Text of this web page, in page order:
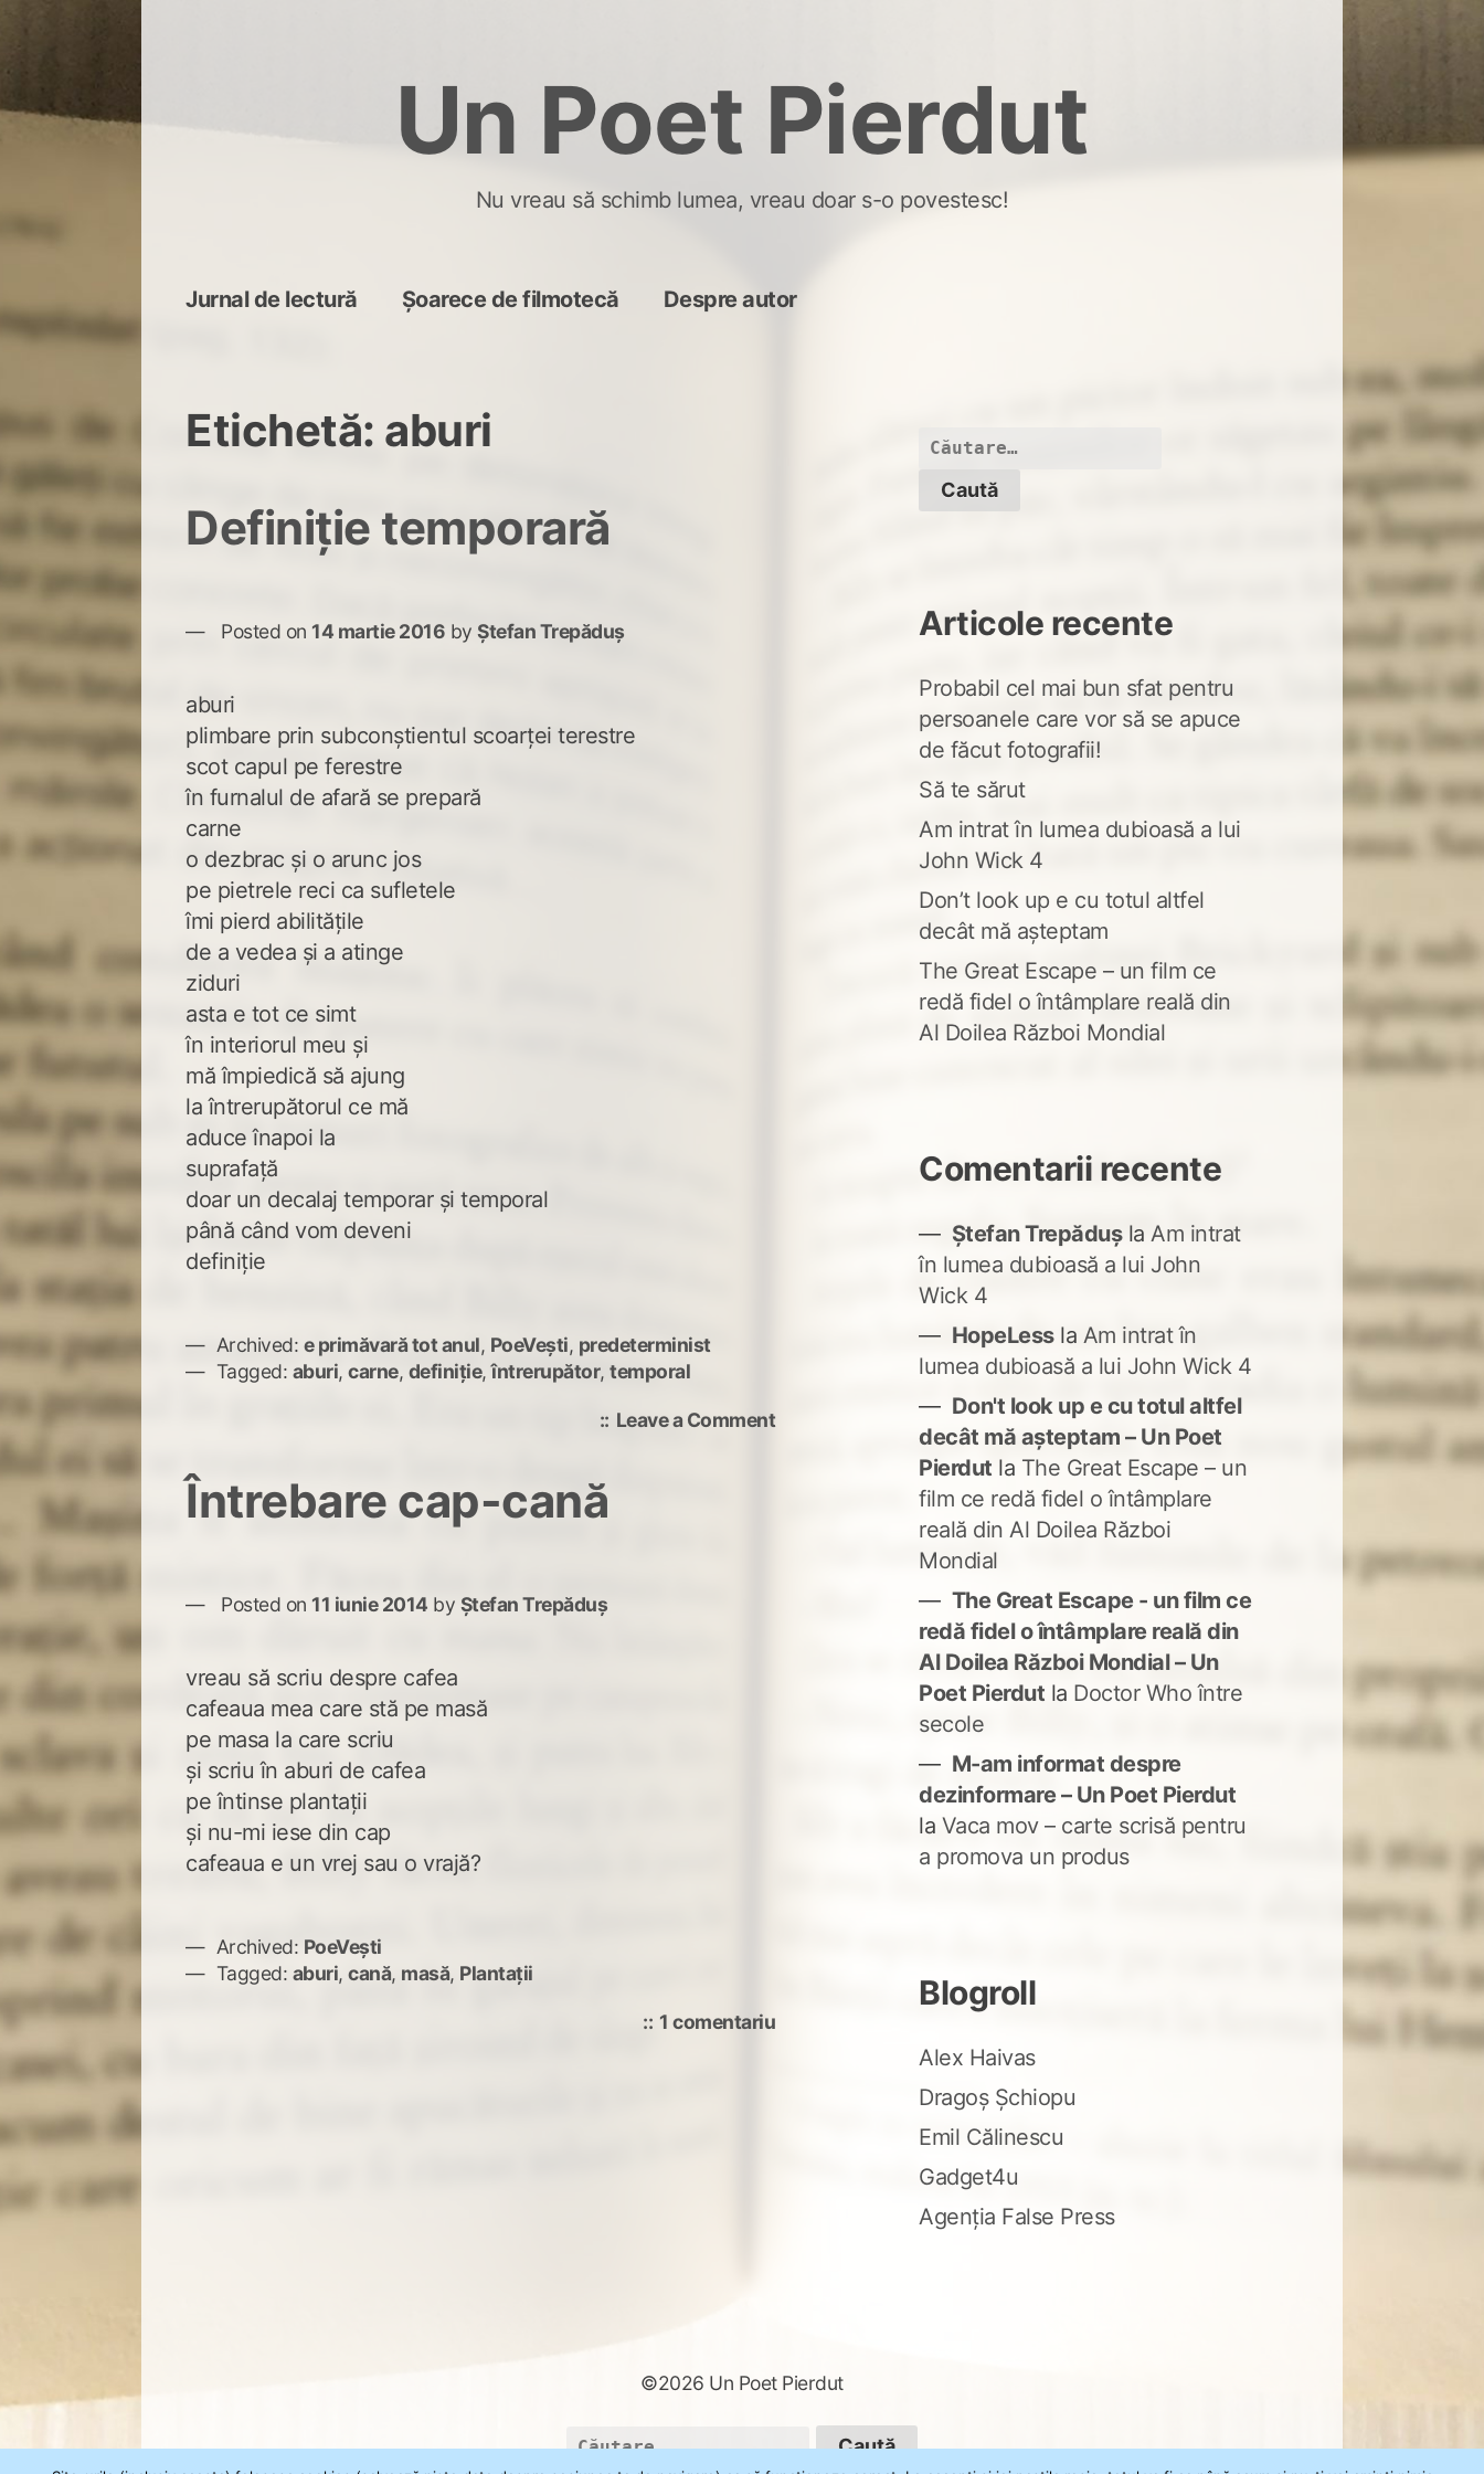
Un Poet Pierdut
Nu vreau să schimb lumea, vreau doar s-o povestesc!
Jurnal de lectură Șoarece de filmotecă Despre autor
Etichetă: aburi
Definiție temporară
Posted on 14 martie 2016 byȘtefan Trepăduș
aburi
plimbare prin subconștientul scoarței terestre
scot capul pe ferestre
în furnalul de afară se prepară
carne
o dezbrac și o arunc jos
pe pietrele reci ca sufletele
îmi pierd abilitățile
de a vedea și a atinge
ziduri
asta e tot ce simt
în interiorul meu și
mă împiedică să ajung
la întrerupătorul ce mă
aduce înapoi la
suprafață
doar un decalaj temporar și temporal
până când vom deveni
definiție
Archived: e primăvară tot anul, PoeVești, predeterminist
Tagged: aburi,carne, definiție,întrerupător,temporal
Leave a Commenton
Întrebare cap-cană
Posted on 11 iunie 2014 by Ștefan Trepăduș
vreau să scriu despre cafea
cafeaua mea care stă pe masă
pe masa la care scriu
şi scriu în aburi de cafea
pe întinse plantaţii
şi nu-mi iese din cap
cafeaua e un vrej sau o vrajă?
Archived: PoeVești
Tagged: aburi,cană, masă, Plantaţii
1 comentariula
Caută
Articole recente
Probabil cel mai bun sfat pentru
persoanele care vor să se apuce
de făcut fotografii!
Să te sărut
Am intrat în lumea dubioasă a lui
John Wick 4
Don’t look up e cu totul altfel
decât mă așteptam
The Great Escape – un film ce
redă fidel o întâmplare reală din
Al Doilea Război Mondial
Comentarii recente
Ștefan Trepădușla Am intrat
în lumea dubioasă a lui John
Wick 4
HopeLessla Am intrat în
lumea dubioasă a lui John Wick 4
Don't look up e cu totul altfel
decât mă așteptam – Un Poet
Pierdut la The Great Escape – un
film ce redă fidel o întâmplare
reală din Al Doilea Război
Mondial
The Great Escape - un film ce
redă fidel o întâmplare reală din
Al Doilea Război Mondial – Un
Poet Pierdut la Doctor Who între
secole
M-am informat despre
dezinformare – Un Poet Pierdut
la Vaca mov – carte scrisă pentru
a promova un produs
Blogroll
Alex Haivas
Dragoș Șchiopu
Emil Călinescu
Gadget4u
Agenția False Press
©2026 Un Poet Pierdut
Caută